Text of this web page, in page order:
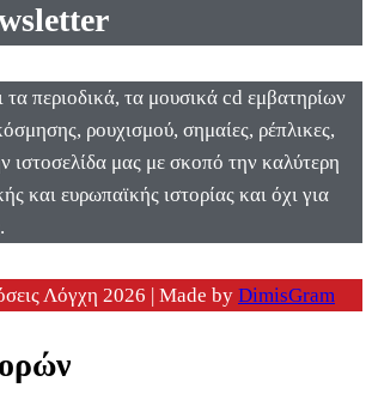
τα περιοδικά, τα μουσικά cd εμβατηρίων
ρουχισμού, σημαίες, ρέπλικες,
ιστοσελίδα μας με σκοπό την καλύτερη
και ευρωπαϊκής ιστορίας και όχι για
Λόγχη 2026 | Made by DimisGram